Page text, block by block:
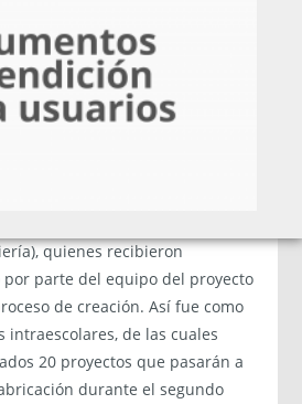
los desafíos que les depara
los pequeños buscaron
quienes recibieron
por parte del equipo del proyecto
de creación. Así fue como
intraescolares, de las cuales
20 proyectos que pasarán a
durante el segundo